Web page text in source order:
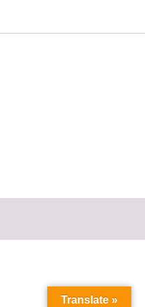
Translate »